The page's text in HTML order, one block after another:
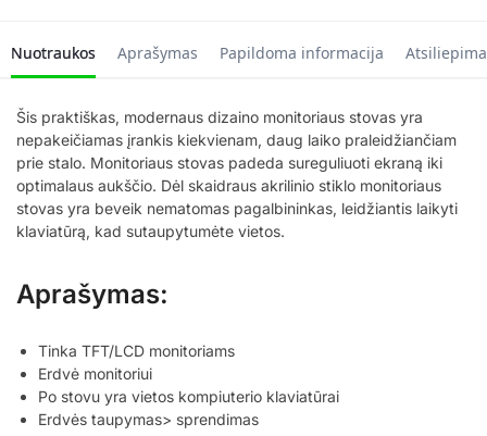
Nuotraukos Aprašymas Papildoma informacija
Šis praktiškas, modernaus dizaino monitoriaus stovas yra
nepakeičiamas įrankis kiekvienam, daug laiko praleidžiančiam
prie stalo. Monitoriaus stovas padeda sureguliuoti ekraną iki
optimalaus aukščio. Dėl skaidraus akrilinio stiklo monitoriaus
stovas yra beveik nematomas pagalbininkas, leidžiantis laikyti
klaviatūrą, kad sutaupytumėte vietos.
Aprašymas:
Tinka TFT/LCD monitoriams
Erdvė monitoriui
Po stovu yra vietos kompiuterio klaviatūrai
Erdvės taupymas> sprendimas